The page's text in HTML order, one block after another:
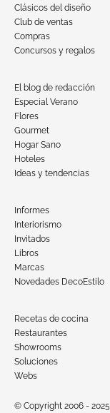
Clásicos del diseño
Club de ventas
Compras
Concursos y regalos
El blog de redacción
Especial Verano
Flores
Gourmet
Hogar Sano
Hoteles
Ideas y tendencias
Informes
Interiorismo
Invitados
Libros
Marcas
Novedades DecoEstilo
Recetas de cocina
Restaurantes
Showrooms
Soluciones
Webs
© Copyright 2006 - 2025